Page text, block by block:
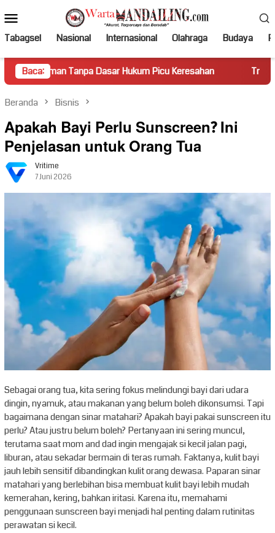
ke
kontenMobile
Tabagsel Nasional Internasional Olahraga Budaya
Baca:
Dasar Hukum Picu Keresahan Truk Miring Hambat
Beranda Bisnis
Apakah Bayi Perlu Sunscreen? Ini
Penjelasan untuk Orang Tua
Vritime
7 Juni 2026
Sebagai orang tua, kita sering fokus melindungi bayi dari udara
dingin, nyamuk, atau makanan yang belum boleh dikonsumsi. Tapi
bagaimana dengan sinar matahari? Apakah bayi pakai sunscreen itu
perlu? Atau justru belum boleh? Pertanyaan ini sering muncul,
terutama saat mom and dad ingin mengajak si kecil jalan pagi,
liburan, atau sekadar bermain di teras rumah. Faktanya, kulit bayi
jauh lebih sensitif dibandingkan kulit orang dewasa. Paparan sinar
matahari yang berlebihan bisa membuat kulit bayi lebih mudah
kemerahan, kering, bahkan iritasi. Karena itu, memahami
penggunaan sunscreen bayi menjadi hal penting dalam rutinitas
perawatan si kecil.